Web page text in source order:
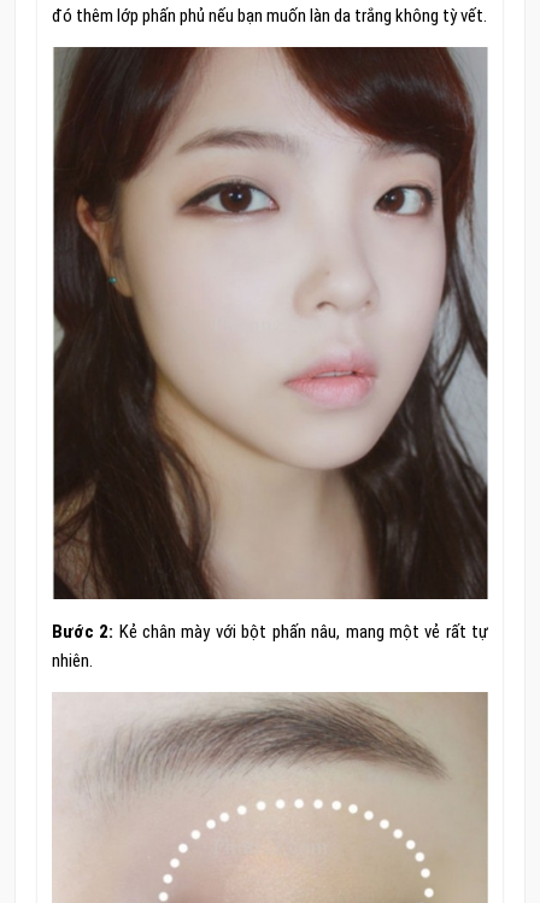
đó thêm lớp phấn phủ nếu bạn muốn làn da trắng không tỳ vết.
Bước 2: Kẻ chân mày với bột phấn nâu, mang một vẻ rất tự
nhiên.